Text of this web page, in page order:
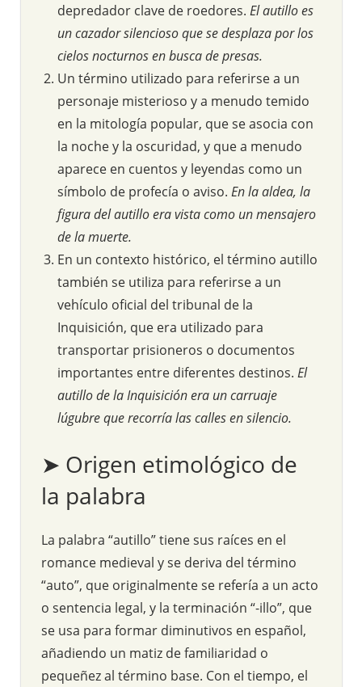
depredador clave de roedores. El autillo es
un cazador silencioso que se desplaza por los
cielos nocturnos en busca de presas.
Un término utilizado para referirse a un
personaje misterioso y a menudo temido
en la mitología popular, que se asocia con
la noche y la oscuridad, y que a menudo
aparece en cuentos y leyendas como un
símbolo de profecía o aviso. En la aldea, la
figura del autillo era vista como un mensajero
de la muerte.
En un contexto histórico, el término autillo
también se utiliza para referirse a un
vehículo oficial del tribunal de la
Inquisición, que era utilizado para
transportar prisioneros o documentos
importantes entre diferentes destinos. El
autillo de la Inquisición era un carruaje
lúgubre que recorría las calles en silencio.
➤ Origen etimológico de
la palabra
La palabra “autillo” tiene sus raíces en el
romance medieval y se deriva del término
“auto”, que originalmente se refería a un acto
o sentencia legal, y la terminación “-illo”, que
se usa para formar diminutivos en español,
añadiendo un matiz de familiaridad o
pequeñez al término base. Con el tiempo, el